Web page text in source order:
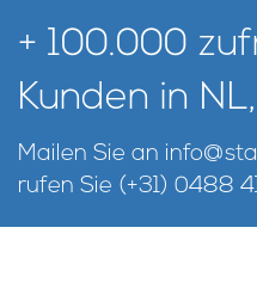
+ 100.000
Kunden in
Mailen Sie an
rufen Sie (+31) 0488